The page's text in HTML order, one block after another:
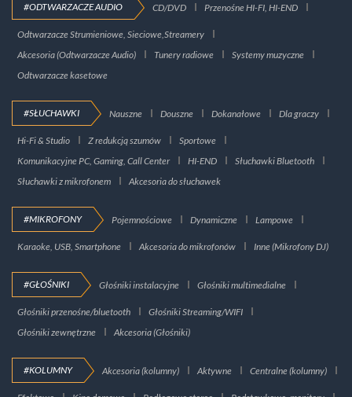
#ODTWARZACZE AUDIO CD/DVD Przenośne HI-FI, HI-END
Odtwarzacze Strumieniowe, Sieciowe,Streamery
Akcesoria (Odtwarzacze Audio)
Tunery radiowe
Systemy muzyczne
Odtwarzacze kasetowe
#SŁUCHAWKI Nauszne Douszne Dokanałowe Dla graczy
Hi-Fi & Studio Z redukcją szumów
Sportowe
Komunikacyjne PC, Gaming, Call Center
HI-END
Słuchawki Bluetooth
Słuchawki z mikrofonem
Akcesoria do słuchawek
#MIKROFONY Pojemnościowe Dynamiczne Lampowe
Karaoke, USB, Smartphone Akcesoria do mikrofonów Inne (Mikrofony DJ)
#GŁOŚNIKI Głośniki instalacyjne Głośniki multimedialne
Głośniki przenośne/bluetooth
Głośniki Streaming/WIFI
Głośniki zewnętrzne
Akcesoria (Głośniki)
#KOLUMNY Akcesoria (kolumny) Aktywne Centralne (kolumny)